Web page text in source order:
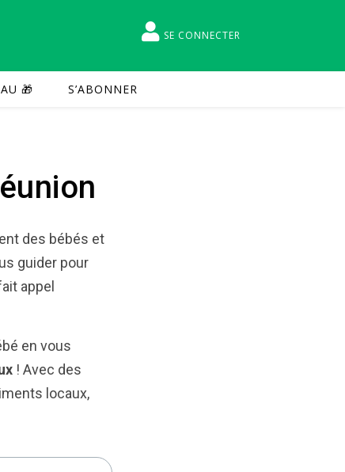
SE CONNECTER
🎁 S’ABONNER
des bébés et
guider pour
appel
en vous
! Avec des
locaux,